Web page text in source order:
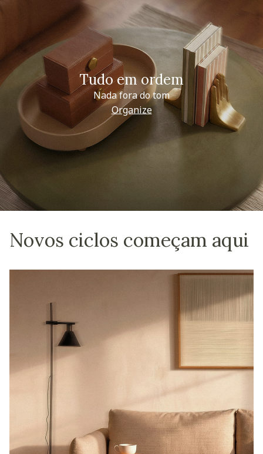
Tudo em ordem
Nada fora do tom
Organize
Novos ciclos começam aqui